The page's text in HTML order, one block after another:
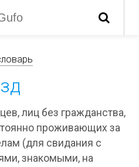
лиц без гражданства,
проживающих за
(для свидания с
знакомыми, на